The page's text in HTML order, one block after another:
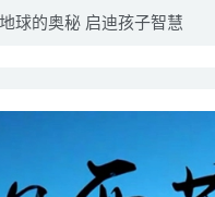
球的奥秘 启迪孩子智慧